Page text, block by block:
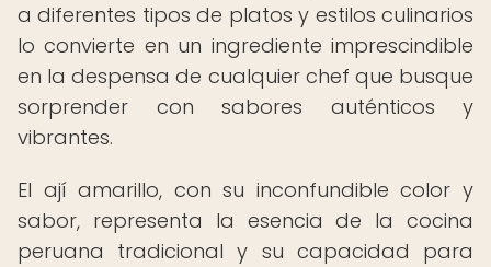
a diferentes tipos de platos y estilos culinarios
lo convierte en un ingrediente imprescindible
en la despensa de cualquier chef que busque
sorprender con sabores auténticos y
vibrantes.
El ají amarillo, con su inconfundible color y
sabor, representa la esencia de la cocina
peruana tradicional y su capacidad para